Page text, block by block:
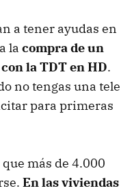
a tener ayudas en
la compra de un
la TDT en HD.
no tengas una tele
para primeras
más de 4.000
En las viviendas